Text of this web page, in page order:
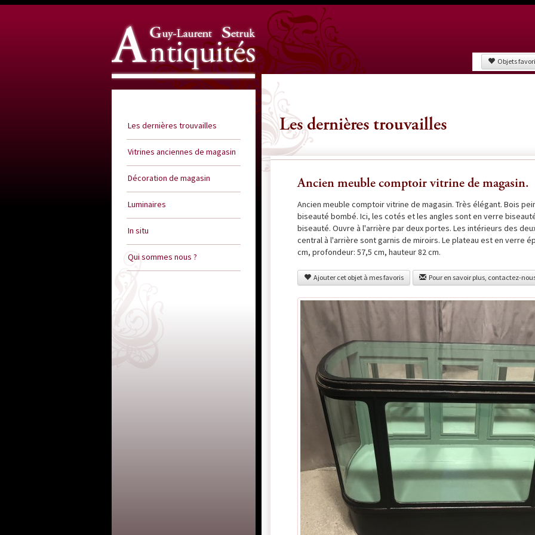
Les dernières trouvailles
Vitrines anciennes de magasin
Décoration de magasin
Luminaires
In situ
Qui sommes nous ?
Objets
Les dernières trouvailles
Ancien meuble comptoir vitrine de magasin.
Ancien meuble comptoir vitrine de magasin. Très élégant. Bois
biseauté bombé. Ici, les cotés et les angles sont en verre
biseauté. Ouvre à l'arrière par deux portes. Les intérieurs des
central à l'arrière sont garnis de miroirs. Le plateau est en verre
cm, profondeur: 57,5 cm, hauteur 82 cm.
Ajouter cet objet à mes favoris Pour en savoir plus, contactez-